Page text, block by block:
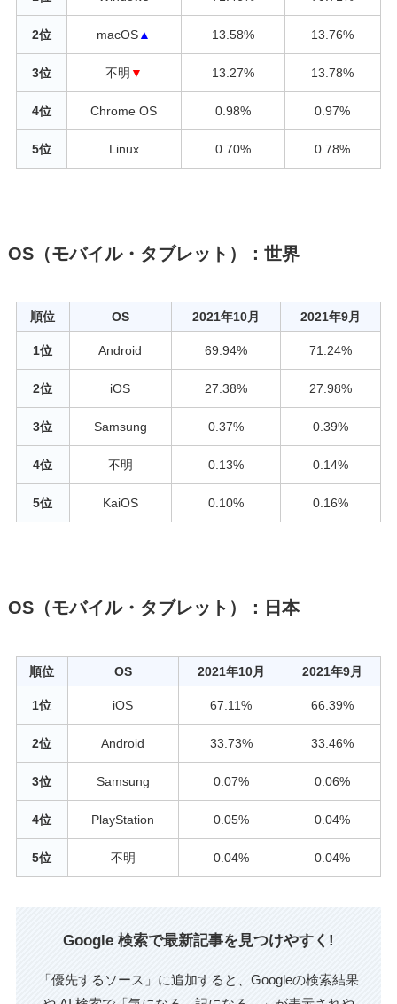
2位 macOS▲ 13.58% 13.76%
3位 不明 ▼ 13.27% 13.78%
4位 Chrome OS 0.98% 0.97%
5位 Linux 0.70% 0.78%
OS（モバイル・タブレット）：世界
順位 OS 2021年10月 2021年9月
1位 Android 69.94% 71.24%
2位 iOS 27.38% 27.98%
3位 Samsung 0.37% 0.39%
4位 不明 0.13% 0.14%
5位 KaiOS 0.10% 0.16%
OS（モバイル・タブレット）：日本
順位 OS 2021年10月 2021年9月
1位 iOS 67.11% 66.39%
2位 Android 33.73% 33.46%
3位 Samsung 0.07% 0.06%
4位 PlayStation 0.05% 0.04%
5位 不明 0.04% 0.04%
Google 検索で最新記事を見つけやすく!
「優先するソース」に追加すると、Googleの検索結果